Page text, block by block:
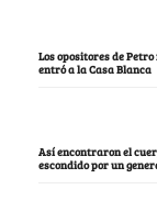
Los opositores de
entró a la Casa Blanca
Así encontraron el
escondido por un